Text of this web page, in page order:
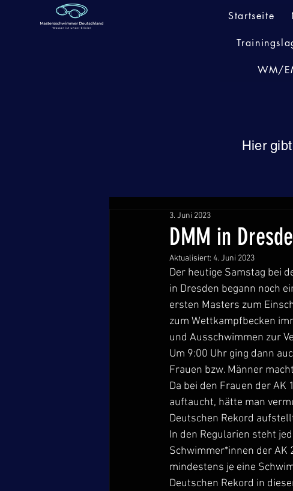
Startseite
WM/
Hier
DMM in
3. Juni 2023
Aktualisiert: 4. Juni 2023
Der heutige Samstag bei
in Dresden begann noch
ersten Masters zum
zum Wettkampfbecken
und Ausschwimmen zur
Um 9:00 Uhr ging dann
Frauen bzw. Männer
Da bei den Frauen der
auftaucht, hätte man
Deutschen Rekord
In den Regularien steht
Schwimmer*innen der AK
mindestens je eine
Deutschen Rekord in